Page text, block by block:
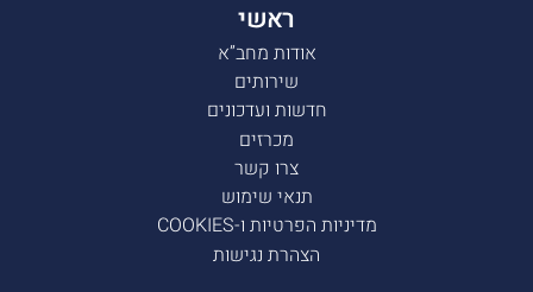
ראשי
אודות מחב”א
שירותים
חדשות ועדכונים
מכרזים
צרו קשר
תנאי שימוש
מדיניות הפרטיות ו-COOKIES
הצהרת נגישות